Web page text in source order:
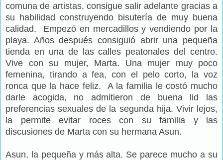
comuna de artistas, consigue salir adelante gracias a
su habilidad construyendo bisutería de muy buena
calidad. Empezó en mercadillos y vendiendo por la
playa. Años después consiguió abrir una pequeña
tienda en una de las calles peatonales del centro.
Vive con su mujer, Marta. Una mujer muy poco
femenina, tirando a fea, con el pelo corto, la voz
ronca que la hace feliz. A la familia le costó mucho
darle acogida, no admitieron de buena lid las
preferencias sexuales de la segunda hija. Vivir lejos,
la permite evitar roces con su familia y las
discusiones de Marta con su hermana Asun.
Asun, la pequeña y más alta. Se parece mucho a su